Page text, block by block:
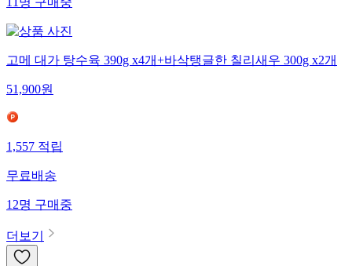
11명구매중
고메 대가 탕수육 390g x4개+바삭탱글한 칠리새우 300g x2개
51,900원
1,557적립
무료배송
12명구매중
더보기